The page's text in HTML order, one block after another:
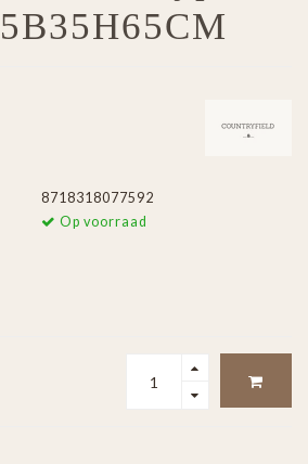
8718318077592
Op voorraad